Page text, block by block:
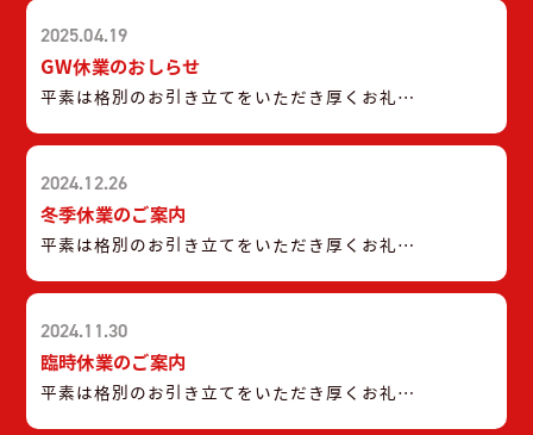
た。 WEB版での掲載もございますので、ぜひ
ご覧ください。 掲載先は下記の通りです。
https://higashiaichi.jp/news/detail.php?
いての掲載がございます。 ご興味がございまし
たら、当HPのお問い合わせページよりお気軽
にご相談ください。
2025.04.19
GW休業のおしらせ
平素は格別のお引き立てをいただき厚くお礼申
業期間】令和7年4月28日(月)〜令和7年5月6日
(火) （令和7年5月7日（水）から通常通りの営
業となります。） 休み中はお急ぎの用件に対
ませ。 メーカー緊急受付窓口のご案内 京セラ
株式会社 0120-33-5582 ダイキンコンタクトセ
ンター 0120-88-1081 パナソニック住まいサポ
ート 0120-87-8709 三菱電機お客様相談センタ
2024.12.26
冬季休業のご案内
平素は格別のお引き立てをいただき厚くお礼申
季休業期間】令和6年12月29日(日)〜令和7年1
月7日(火) （令和7年12月8日（水）から通常通
りの営業となります。） 休み中はお急ぎの用
2024.11.30
臨時休業のご案内
平素は格別のお引き立てをいただき厚くお礼申